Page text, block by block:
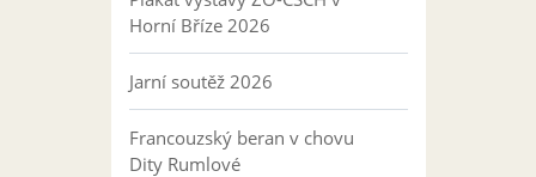
Horní Bříze 2026
Jarní soutěž 2026
Francouzský beran v chovu
Dity Rumlové